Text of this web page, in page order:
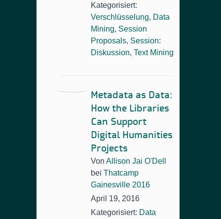
Kategorisiert:
Verschlüsselung, Data
Mining, Session
Proposals, Session:
Diskussion, Text Mining
Metadata as Data:
How the Libraries
Can Support
Digital Humanities
Projects
Von Allison Jai O'Dell
bei Thatcamp
Gainesville 2016
April 19, 2016
Kategorisiert: Data